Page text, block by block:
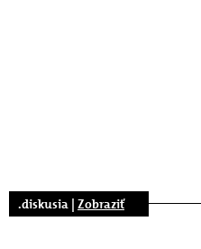
.diskusia | Zobraziť